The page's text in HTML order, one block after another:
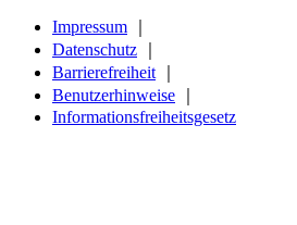
Impressum
Datenschutz
Barrierefreiheit｜
Benutzerhinweise
Informationsfreiheitsgesetz